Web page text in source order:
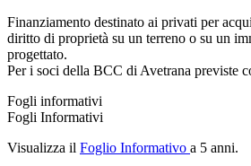
Finanziamento destinato ai privati per
diritto di proprietà su un terreno o su un
progettato.
Per i soci della BCC di Avetrana previste
Fogli informativi
Fogli Informativi
Visualizza il Foglio Informativo a 5 anni.